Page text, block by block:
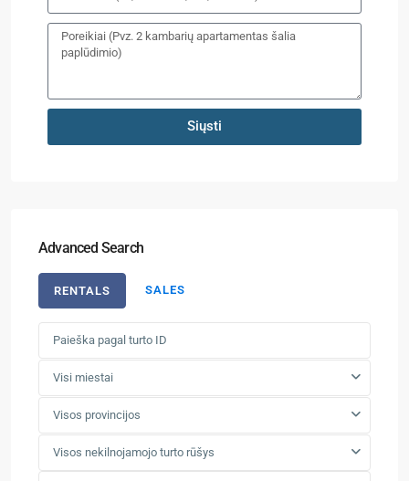
Siųsti
Advanced Search
RENTALS SALES
Visi miestai
Visos provincijos
Visos nekilnojamojo turto rūšys